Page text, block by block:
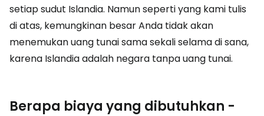
setiap sudut Islandia. Namun seperti yang kami tulis
di atas, kemungkinan besar Anda tidak akan
menemukan uang tunai sama sekali selama di sana,
karena Islandia adalah negara tanpa uang tunai.
Berapa biaya yang dibutuhkan -